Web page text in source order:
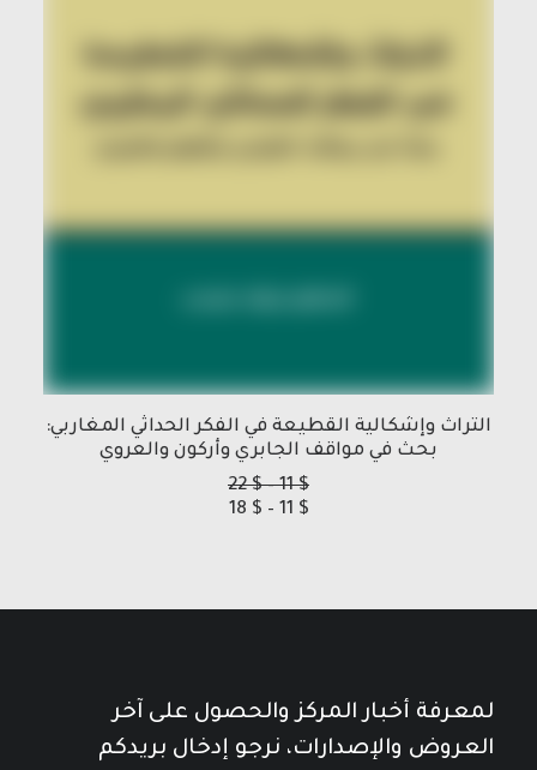
التراث وإشكالية القطيعة في الفكر الحداثي المغاربي:
بحث في مواقف الجابري وأركون والعروي
11$
–
22$
نطاق
11 $
–
18 $
نطاق
خلال
لمعرفة أخبار المركز والحصول على آخر
العروض والإصدارات، نرجو إدخال بريدكم